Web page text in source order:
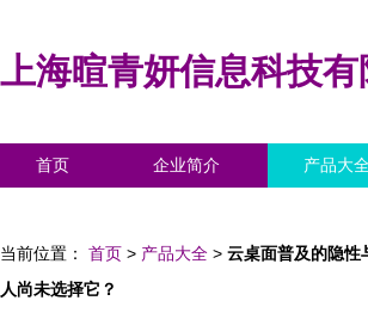
上海暄青妍信息科技有
首页 企业简介 产品大
当前位置： 首页 > 产品大全 > 云桌面普及的隐性
人尚未选择它？